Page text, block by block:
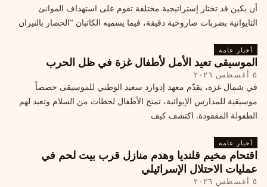
أن بكين قد تختار إستراتيجية مختلفة تقوم على استهداف الموانئ
التايوانية بضربات صاروخية دقيقة، فيما يسميه الكاتبان "الحصار بالنيران
أخبار عامة
الموسيقى تعيد الأمل لأطفال غزة في ظل الحرب
٥ أغسطس ٢٠٢٦
في شمال غزة، يقدّم معهد إدوارد سعيد الوطني للموسيقى حصصاً
موسيقية للمدارس الإيوائية، تمنح الأطفال لحظات من السلام وتعيد لهم
الطفولة المفقودة. اكتشف كيف
أخبار عامة
اقتحام مخيم قلنديا وهدم منازل قرب بيت لحم في
عمليات الاحتلال الإسرائيلي
٥ أغسطس ٢٠٢٦